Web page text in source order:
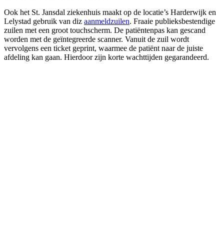
Ook het St. Jansdal ziekenhuis maakt op de locatie’s Harderwijk en
Lelystad gebruik van diz aanmeldzuilen. Fraaie publieksbestendige
zuilen met een groot touchscherm. De patiëntenpas kan gescand
worden met de geïntegreerde scanner. Vanuit de zuil wordt
vervolgens een ticket geprint, waarmee de patiënt naar de juiste
afdeling kan gaan. Hierdoor zijn korte wachttijden gegarandeerd.